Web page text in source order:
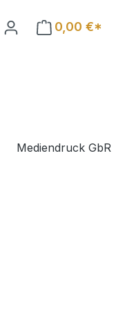
0,00 €*
Mediendruck GbR